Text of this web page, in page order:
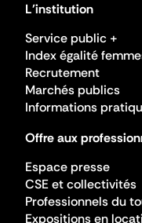
L'institution
Service public +
Index égalité
Recrutement
Marchés publics
Informations
Offre aux
Espace presse
CSE et collectivités
Professionnels du
Expositions en